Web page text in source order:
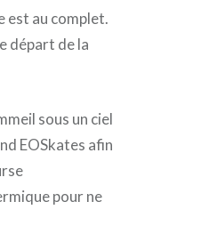
est au complet.
départ de la
sous un ciel
EOSkates afin
pour ne